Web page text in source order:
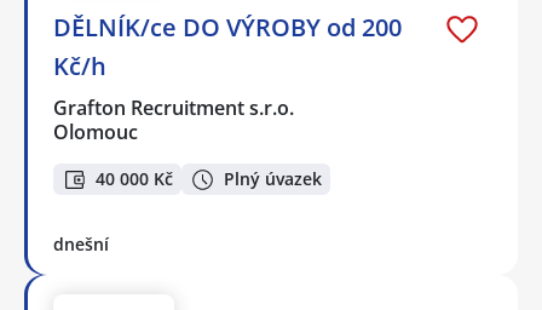
DĚLNÍK/ce DO VÝROBY od 200
Kč/h
Grafton Recruitment s.r.o.
Olomouc
40 000 Kč Plný úvazek
dnešní